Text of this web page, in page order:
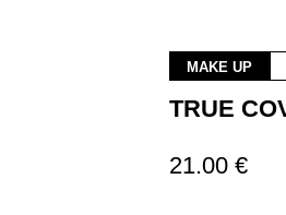
NAIL POLISH REMOVER
MAKE UP
TRUE
21.00 €